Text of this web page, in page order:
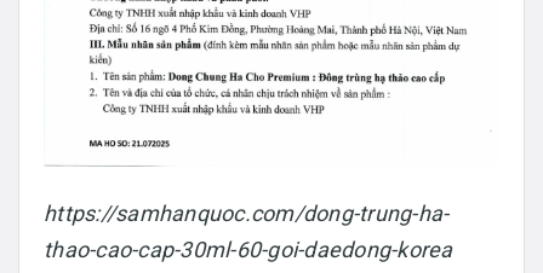
https://samhanquoc.com/dong-trung-ha-
thao-cao-cap-30ml-60-goi-daedong-korea